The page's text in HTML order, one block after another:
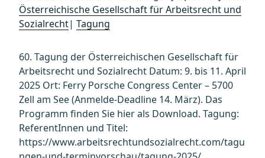
Österreichische Gesellschaft für Arbeitsrecht und
Sozialrecht| Tagung
60. Tagung der Österreichischen Gesellschaft für
Arbeitsrecht und Sozialrecht Datum: 9. bis 11. April
2025 Ort: Ferry Porsche Congress Center – 5700
Zell am See (Anmelde-Deadline 14. März). Das
Programm finden Sie hier als Download. Tagung:
ReferentInnen und Titel:
https://www.arbeitsrechtundsozialrecht.com/tagu